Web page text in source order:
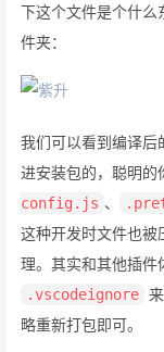
下这个文件是个什么
件夹：
我们可以看到编译后
进安装包的，聪明的
config.js 、
这种开发时文件也被
理。其实和其他插
.vscodeignore
略重新打包即可。